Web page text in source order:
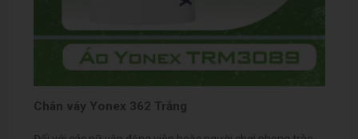
Chân váy Yonex 362 Trắng